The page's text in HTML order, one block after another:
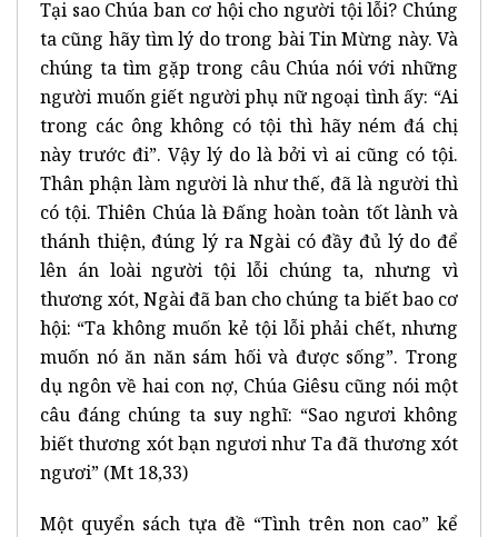
Tại sao Chúa ban cơ hội cho người tội lỗi? Chúng
ta cũng hãy tìm lý do trong bài Tin Mừng này. Và
chúng ta tìm gặp trong câu Chúa nói với những
người muốn giết người phụ nữ ngoại tình ấy: “Ai
trong các ông không có tội thì hãy ném đá chị
này trước đi”. Vậy lý do là bởi vì ai cũng có tội.
Thân phận làm người là như thế, đã là người thì
có tội. Thiên Chúa là Đấng hoàn toàn tốt lành và
thánh thiện, đúng lý ra Ngài có đầy đủ lý do để
lên án loài người tội lỗi chúng ta, nhưng vì
thương xót, Ngài đã ban cho chúng ta biết bao cơ
hội: “Ta không muốn kẻ tội lỗi phải chết, nhưng
muốn nó ăn năn sám hối và được sống”. Trong
dụ ngôn về hai con nợ, Chúa Giêsu cũng nói một
câu đáng chúng ta suy nghĩ: “Sao ngươi không
biết thương xót bạn ngươi như Ta đã thương xót
ngươi” (Mt 18,33)
Một quyển sách tựa đề “Tình trên non cao” kể